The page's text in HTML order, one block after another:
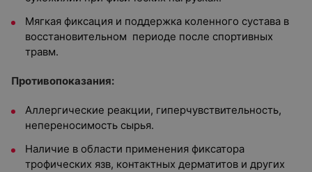
Мягкая фиксация и поддержка коленного сустава в
восстановительном периоде после спортивных
травм.
Противопоказания:
Аллергические реакции, гиперчувствительность,
непереносимость сырья.
Наличие в области применения фиксатора
трофических язв, контактных дерматитов и других